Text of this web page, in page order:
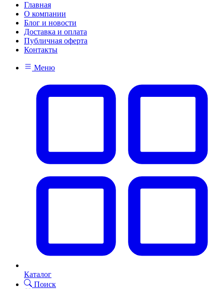
Главная
О компании
Блог и новости
Доставка и оплата
Публичная оферта
Контакты
Меню
Каталог
Поиск